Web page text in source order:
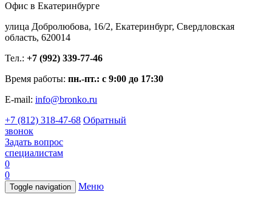
Офис в Екатеринбурге
улица Добролюбова, 16/2, Екатеринбург, Свердловская
область, 620014
Тел.: +7 (992) 339-77-46
Время работы: пн.-пт.: с 9:00 до 17:30
E-mail: info@bronko.ru
+7 (812) 318-47-68 Обратный
звонок
Задать вопрос
специалистам
0
0
Toggle navigation Меню